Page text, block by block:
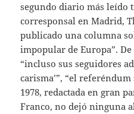
segundo diario más leído
corresponsal en Madrid,
publicado una columna
impopular de Europa”.
“incluso sus seguidores
carisma’”, “el
1978, redactada en gran
Franco, no dejó ninguna